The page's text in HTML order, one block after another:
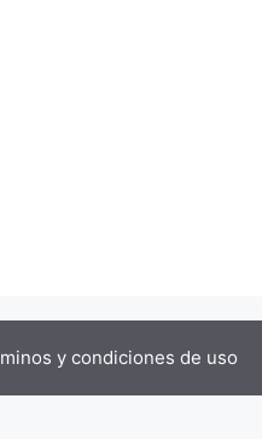
y condiciones de uso